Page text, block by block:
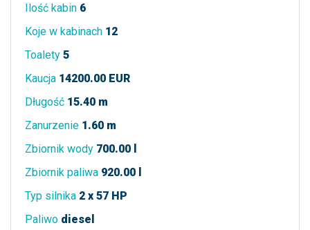
Ilość kabin 6
Koje w kabinach 12
Toalety 5
Kaucja 14200.00 EUR
Długość 15.40 m
Zanurzenie 1.60 m
Zbiornik wody 700.00 l
Zbiornik paliwa 920.00 l
Typ silnika 2 x 57 HP
Paliwo diesel